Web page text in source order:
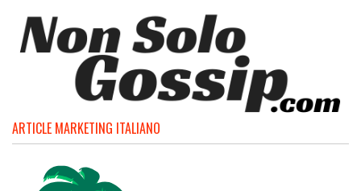
ARTICLE MARKETING ITALIANO